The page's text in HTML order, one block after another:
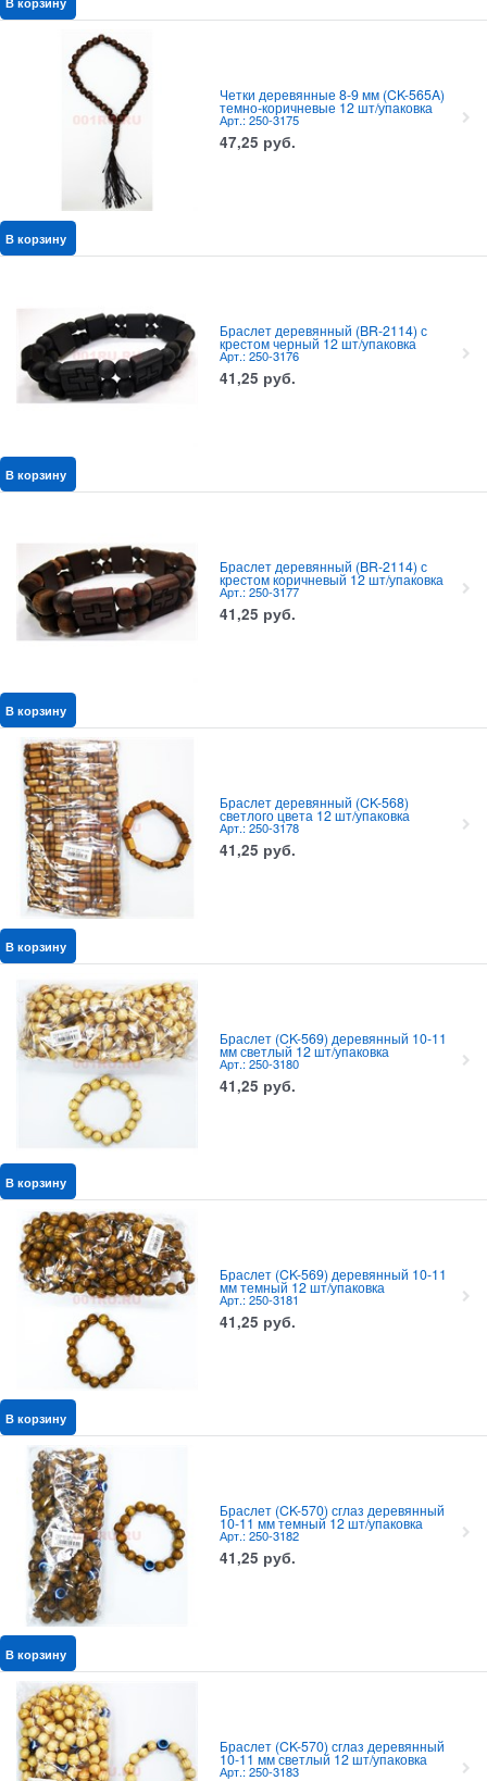
Четки деревянные 8-9 мм (CK-565A)
темно-коричневые 12 шт/упаковка
Арт.: 250-3175
47,25 руб.
В корзину
Браслет деревянный (BR-2114) с
крестом черный 12 шт/упаковка
Арт.: 250-3176
41,25 руб.
В корзину
Браслет деревянный (BR-2114) с
крестом коричневый 12 шт/упаковка
Арт.: 250-3177
41,25 руб.
В корзину
Браслет деревянный (CK-568)
светлого цвета 12 шт/упаковка
Арт.: 250-3178
41,25 руб.
В корзину
Браслет (CK-569) деревянный 10-11
мм светлый 12 шт/упаковка
Арт.: 250-3180
41,25 руб.
В корзину
Браслет (CK-569) деревянный 10-11
мм темный 12 шт/упаковка
Арт.: 250-3181
41,25 руб.
В корзину
Браслет (CK-570) сглаз деревянный
10-11 мм темный 12 шт/упаковка
Арт.: 250-3182
41,25 руб.
В корзину
Браслет (CK-570) сглаз деревянный
10-11 мм светлый 12 шт/упаковка
Арт.: 250-3183